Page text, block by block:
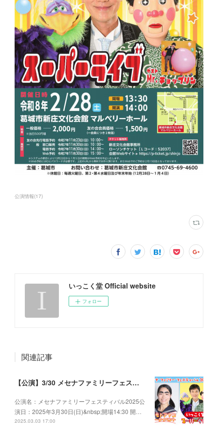
公演情報(17)
いっこく堂 Official website
フォロー
関連記事
【公演】3/30 メセナファミリーフェスティバル2025
公演名：メセナファミリーフェスティバル2025公
演日：2025年3月30日(日)&nbsp;開場14:30 開…
2025.03.03 17:00